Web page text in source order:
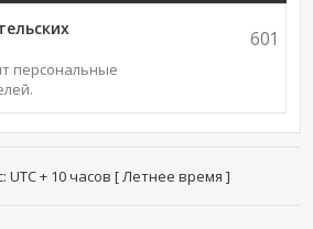
персональные
601
UTC + 10 часов [ Летнее время ]